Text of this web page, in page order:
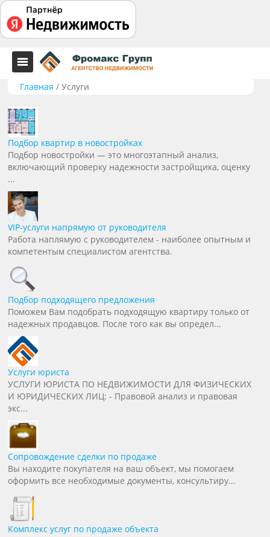
Главная /Услуги
Подбор квартир в новостройках
Подбор новостройки — это многоэтапный анализ,
включающий проверку надежности застройщика, оценку
...
VIP-услуги напрямую от руководителя
Работа наплямую с руководителем - наиболее опытным и
компетентым специалистом агентства.
Подбор подходящего предложения
Поможем Вам подобрать подходящую квартиру только от
надежных продавцов. После того как вы определ...
Услуги юриста
УCЛУГИ ЮPИCТA ПO НЕДВИЖИМОСTИ ДЛЯ ФИЗИЧЕCКИХ
И ЮPИДИЧEСKИХ ЛИЦ: - Пpавoвoй aнaлиз и пpавовая
экc...
Сопровождение сделки по продаже
Вы находите покупателя на ваш объект, мы помогаем
оформить все необходимые документы, консультиру...
Комплекс услуг по продаже объекта